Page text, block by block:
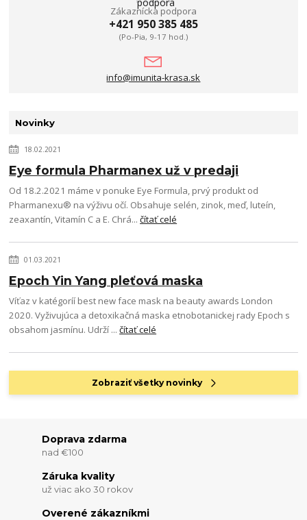
Zákaznícka podpora
+421 950 385 485
(Po-Pia, 9-17 hod.)
info@imunita-krasa.sk
Novinky
18.02.2021
Eye formula Pharmanex už v predaji
Od 18.2.2021 máme v ponuke Eye Formula, prvý produkt od
Pharmanexu® na výživu očí. Obsahuje selén, zinok, meď, luteín,
zeaxantín, Vitamín C a E. Chrá...čítať celé
01.03.2021
Epoch Yin Yang pleťová maska
Víťaz v katégoríí best new face mask na beauty awards London
2020. Vyživujúca a detoxikačná maska etnobotanickej rady Epoch s
obsahom jasmínu. Udrží ...čítať celé
Zobraziť všetky novinky
Doprava zdarma
nad €100
Záruka kvality
už viac ako 30 rokov
Overené zákazníkmi